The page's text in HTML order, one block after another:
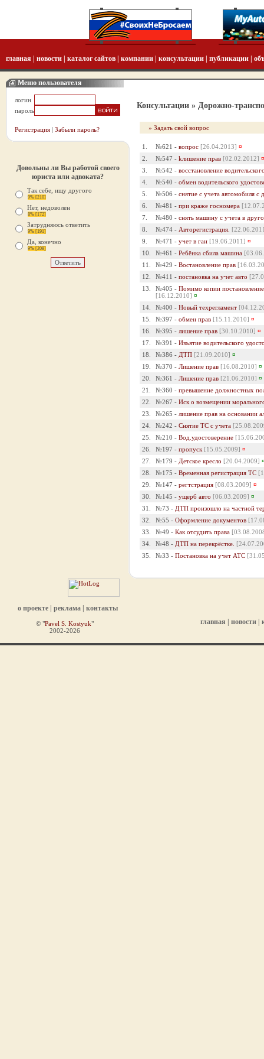
главная новости каталог сайтов компании консультации публикации
Меню пользователя
логин
пароль
Регистрация | Забыли пароль?
Довольны ли Вы работой своего
юриста или адвоката?
Так себе, ищу другого
9% [210]
Нет, недоволен
8% [172]
Затрудняюсь ответить
9% [191]
Да, конечно
9% [208]
Консультации » Дорожно-
» Задать свой вопрос
1. №621 - вопрос [26.04.2013] ¤
2.
№547 - kлишение прав [02.02.2012] ¤
3.
№542 - восстановление
4.
№540 - обмен водительского
5.
№506 - снятие с учета автомобиля с
6.
№481 - при краже госномера
7.
№480 - снять машину с учета в
8.
№474 - Авторегистрация.
9.
№471 - учет в гаи [19.06.2011] ¤
10.
№461 - Ребёнка сбила машина
11.
№429 - Востановление прав
12.
№411 - постановка на учет авто
13.
№405 - Помимо копии постановление
[16.12.2010] ¤
14.
№400 - Новый техрегламент
15.
№397 - обмен прав [15.11.2010] ¤
16.
№395 - лишение прав [30.10.2010] ¤
17.
№391 - Изъятие водительского
18.
№386 - ДТП [21.09.2010] ¤
19.
№370 - Лишение прав [16.08.2010] ¤
20.
№361 - Лишение прав [21.06.2010] ¤
21.
№360 - превышение должностных
22.
№267 - Иск о возмещении
23.
№265 - лишение прав на основании
24.
№242 - Снятие ТС с учета
25.
№210 - Вод.удостоверение
26.
№197 - пропуск [15.05.2009] ¤
27.
№179 - Детское кресло [20.04.2009]
28.
№175 - Временная регистрация ТС
29.
№147 - регтстрация [08.03.2009] ¤
30.
№145 - ущерб авто [06.03.2009] ¤
31.
№73 - ДТП произошло на частной
32.
№55 - Оформление документов
33.
№49 - Как отсудить права
34.
№48 - ДТП на перекрёстке.
35.
№33 - Постановка на учет АТС
о проекте реклама контакты
© "Pavel S. Kostyuk"
2002-2026
главная новости